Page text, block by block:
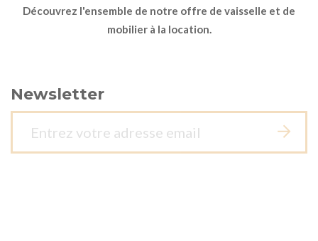
Découvrez l'ensemble de notre offre de vaisselle et de
mobilier à la location.
Newsletter